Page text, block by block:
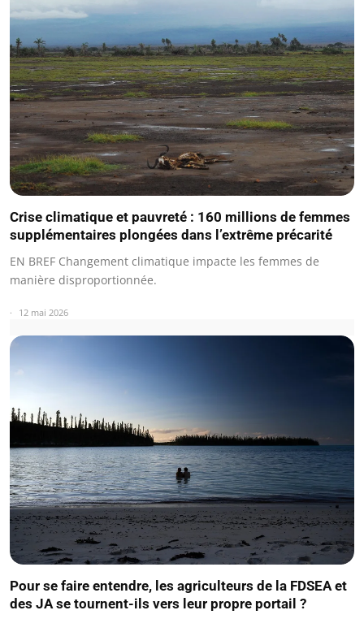
Crise climatique et pauvreté : 160 millions de femmes
supplémentaires plongées dans l’extrême précarité
EN BREF Changement climatique impacte les femmes de
manière disproportionnée.
12 mai 2026
Pour se faire entendre, les agriculteurs de la FDSEA et
des JA se tournent-ils vers leur propre portail ?